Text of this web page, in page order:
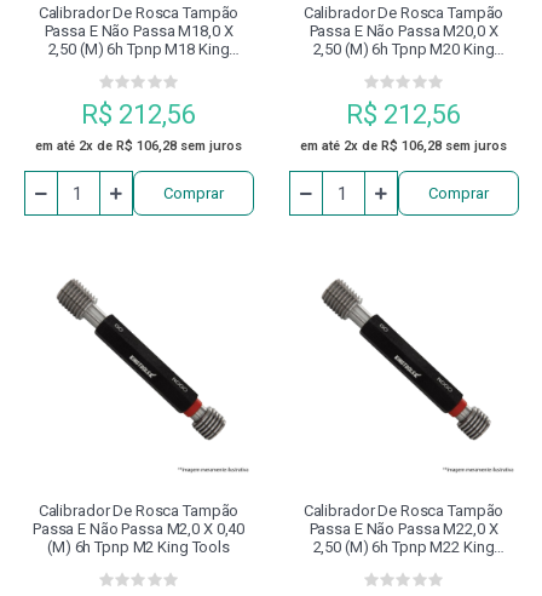
Calibrador De Rosca Tampão
Passa E Não Passa M18,0 X
2,50 (m) 6h Tpnp M18 King
R$ 212,56
em até 2x de R$ 106,28 sem juros
Comprar
Calibrador De Rosca Tampão
Passa E Não Passa M20,0 X
2,50 (m) 6h Tpnp M20 King
R$ 212,56
em até 2x de R$ 106,28 sem juros
Comprar
Calibrador De Rosca Tampão
Passa E Não Passa M2,0 X 0,40
(m) 6h Tpnp M2 King Tools
Calibrador De Rosca Tampão
Passa E Não Passa M22,0 X
2,50 (m) 6h Tpnp M22 King